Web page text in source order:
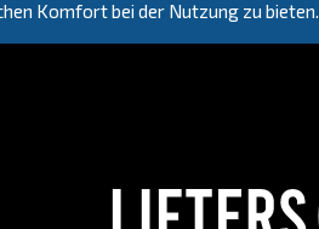
Komfort bei der Nutzung zu bieten.